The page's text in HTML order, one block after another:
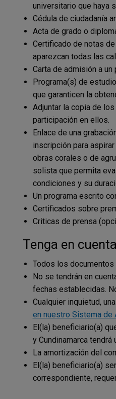
universitario que haya
Cédula de ciudadanía
Acta de grado o
Certificado de notas
aparezcan todas las
Carta de admisión a
Programa(s) de
que garanticen la
Adjuntar la copia de
participación en ellos.
Enlace de una
inscripción para
obras corales o de
solista que permita
condiciones y su
Un programa escrito
Certificados sobre
Criticas de prensa
Tenga en
Todos los
No se tendrán en
fechas establecidas.
Cualquier inquietud,
en nuestro Sistema de
El(la) beneficiario(a)
y Cundinamarca
La amortización del
El(la) beneficiario(a)
correspondiente,